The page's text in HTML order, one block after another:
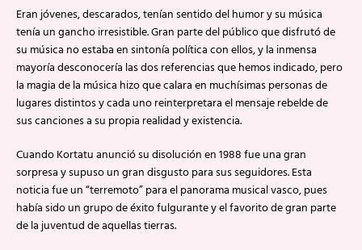
Eran jóvenes, descarados, tenían sentido del humor y su música
tenía un gancho irresistible. Gran parte del público que disfrutó de
su música no estaba en sintonía política con ellos, y la inmensa
mayoría desconocería las dos referencias que hemos indicado, pero
la magia de la música hizo que calara en muchísimas personas de
lugares distintos y cada uno reinterpretara el mensaje rebelde de
sus canciones a su propia realidad y existencia.
Cuando Kortatu anunció su disolución en 1988 fue una gran
sorpresa y supuso un gran disgusto para sus seguidores. Esta
noticia fue un “terremoto” para el panorama musical vasco, pues
había sido un grupo de éxito fulgurante y el favorito de gran parte
de la juventud de aquellas tierras.